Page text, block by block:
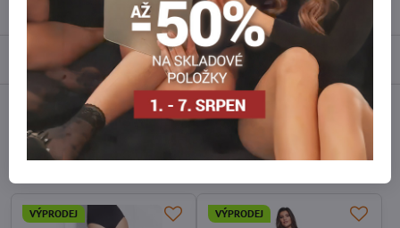
Recenze
Diskuse 0
FacebookTwitterBlueskyPinterestReddit LinkedIn WhatsApp
Alternativní produkty
VÝPRODEJ VÝPRODEJ